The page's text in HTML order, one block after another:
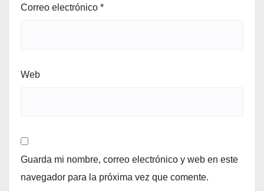
Correo electrónico *
Web
Guarda mi nombre, correo electrónico y web en este
navegador para la próxima vez que comente.